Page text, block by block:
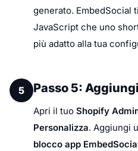
generato. EmbedSocial
JavaScript che uno
più adatto alla tua
5 Passo 5:
Apri il tuo Shopify
Personalizza. Aggiungi
blocco app